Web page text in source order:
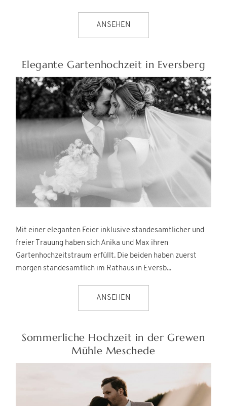
ANSEHEN
Elegante Gartenhochzeit in Eversberg
Mit einer eleganten Feier inklusive standesamtlicher und
freier Trauung haben sich Anika und Max ihren
Gartenhochzeitstraum erfüllt. Die beiden haben zuerst
morgen standesamtlich im Rathaus in Eversb...
ANSEHEN
Sommerliche Hochzeit in der Grewen
Mühle Meschede